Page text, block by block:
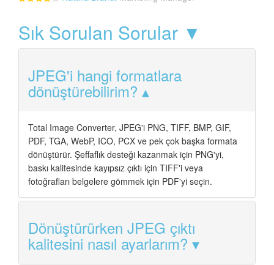
Sık Sorulan Sorular ▼
JPEG'i hangi formatlara
dönüştürebilirim?
Total Image Converter, JPEG'i PNG, TIFF, BMP, GIF,
PDF, TGA, WebP, ICO, PCX ve pek çok başka formata
dönüştürür. Şeffaflık desteği kazanmak için PNG'yi,
baskı kalitesinde kayıpsız çıktı için TIFF'i veya
fotoğrafları belgelere gömmek için PDF'yi seçin.
Dönüştürürken JPEG çıktı
kalitesini nasıl ayarlarım?